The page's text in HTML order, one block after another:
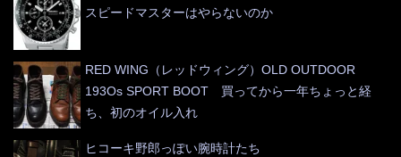
スピードマスターはやらないのか
RED WING（レッドウィング）OLD OUTDOOR
193Os SPORT BOOT 買ってから一年ちょっと経
ち、初のオイル入れ
ヒコーキ野郎っぽい腕時計たち